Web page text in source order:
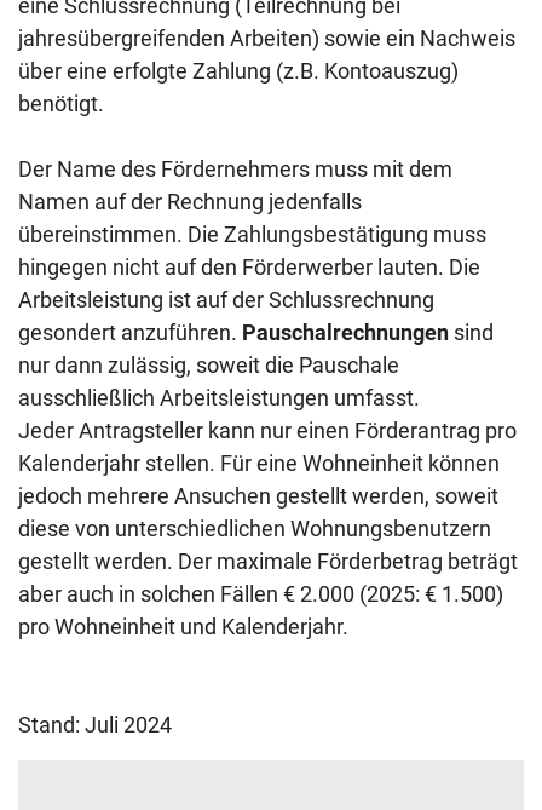
eine Schlussrechnung (Teilrechnung bei
jahresübergreifenden Arbeiten) sowie ein Nachweis
über eine erfolgte Zahlung (z.B. Kontoauszug)
benötigt.
Der Name des Fördernehmers muss mit dem
Namen auf der Rechnung jedenfalls
übereinstimmen. Die Zahlungsbestätigung muss
hingegen nicht auf den Förderwerber lauten. Die
Arbeitsleistung ist auf der Schlussrechnung
gesondert anzuführen. Pauschalrechnungen sind
nur dann zulässig, soweit die Pauschale
ausschließlich Arbeitsleistungen umfasst.
Jeder Antragsteller kann nur einen Förderantrag pro
Kalenderjahr stellen. Für eine Wohneinheit können
jedoch mehrere Ansuchen gestellt werden, soweit
diese von unterschiedlichen Wohnungsbenutzern
gestellt werden. Der maximale Förderbetrag beträgt
aber auch in solchen Fällen € 2.000 (2025: € 1.500)
pro Wohneinheit und Kalenderjahr.
Stand: Juli 2024